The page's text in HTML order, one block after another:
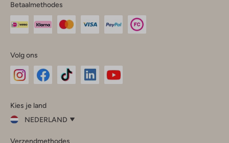
Betaalmethodes
Volg ons
InstagramFacebook
Kies je land
NEDERLAND
Verzendmethodes